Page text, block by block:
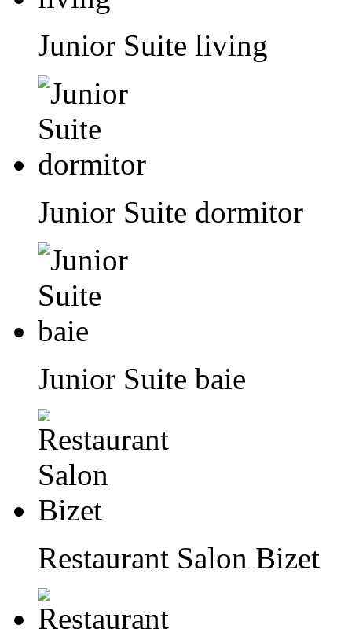
Junior Suite living
Junior Suite dormitor
Junior Suite baie
Restaurant Salon Bizet